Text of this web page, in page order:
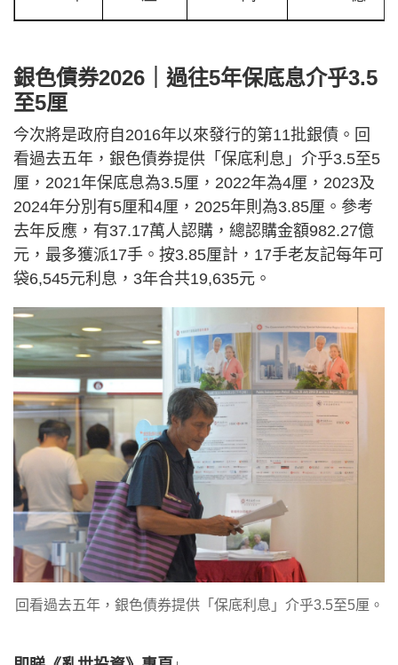
銀色債券2026｜過往5年保底息介乎3.5
至5厘
今次將是政府自2016年以來發行的第11批銀債。回
看過去五年，銀色債券提供「保底利息」介乎3.5至5
厘，2021年保底息為3.5厘，2022年為4厘，2023及
2024年分別有5厘和4厘，2025年則為3.85厘。參考
去年反應，有37.17萬人認購，總認購金額982.27億
元，最多獲派17手。按3.85厘計，17手老友記每年可
袋6,545元利息，3年合共19,635元。
回看過去五年，銀色債券提供「保底利息」介乎3.5至5厘。